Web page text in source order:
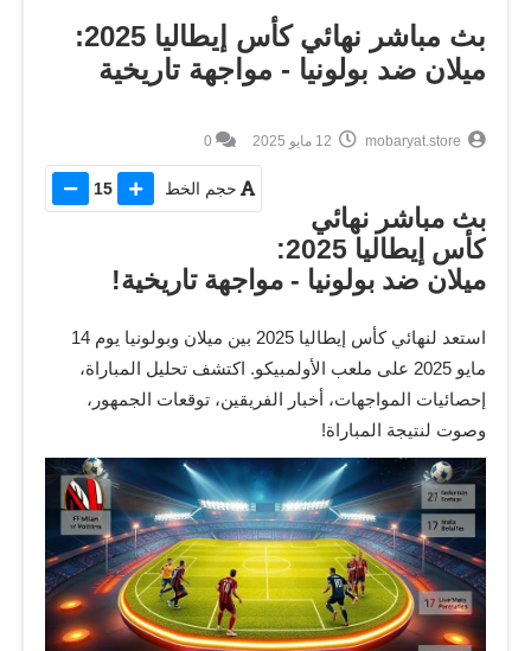
بث مباشر نهائي كأس إيطاليا 2025:
ميلان ضد بولونيا - مواجهة تاريخية
mobaryat.store
0
حجم الخط 15
بث مباشر نهائي
كأس إيطاليا 2025:
ميلان ضد بولونيا - مواجهة تاريخية!
استعد لنهائي كأس إيطاليا 2025 بين ميلان وبولونيا يوم 14
مايو 2025 على ملعب الأولمبيكو. اكتشف تحليل المباراة،
إحصائيات المواجهات، أخبار الفريقين، توقعات الجمهور،
وصوت لنتيجة المباراة!